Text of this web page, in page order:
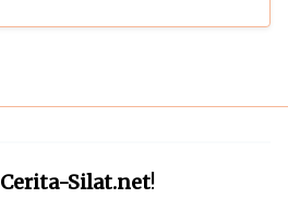
Cerita-Silat.net!